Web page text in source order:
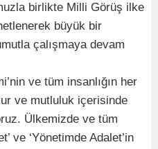
birlikte Milli Görüş ilke
büyük bir
çalışmaya devam
ve tüm insanlığın her
ve mutluluk içerisinde
Ülkemizde ve tüm
ve ‘Yönetimde Adalet’in